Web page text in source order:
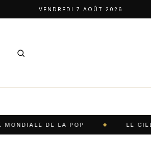
VENDREDI 7 AOÛT 2026
LA POP LE CIEL DE